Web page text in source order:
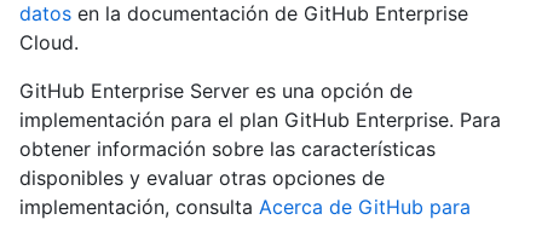
datos en la documentación de GitHub Enterprise
Cloud.
GitHub Enterprise Server es una opción de
implementación para el plan GitHub Enterprise. Para
obtener información sobre las características
disponibles y evaluar otras opciones de
implementación, consulta Acerca de GitHub para